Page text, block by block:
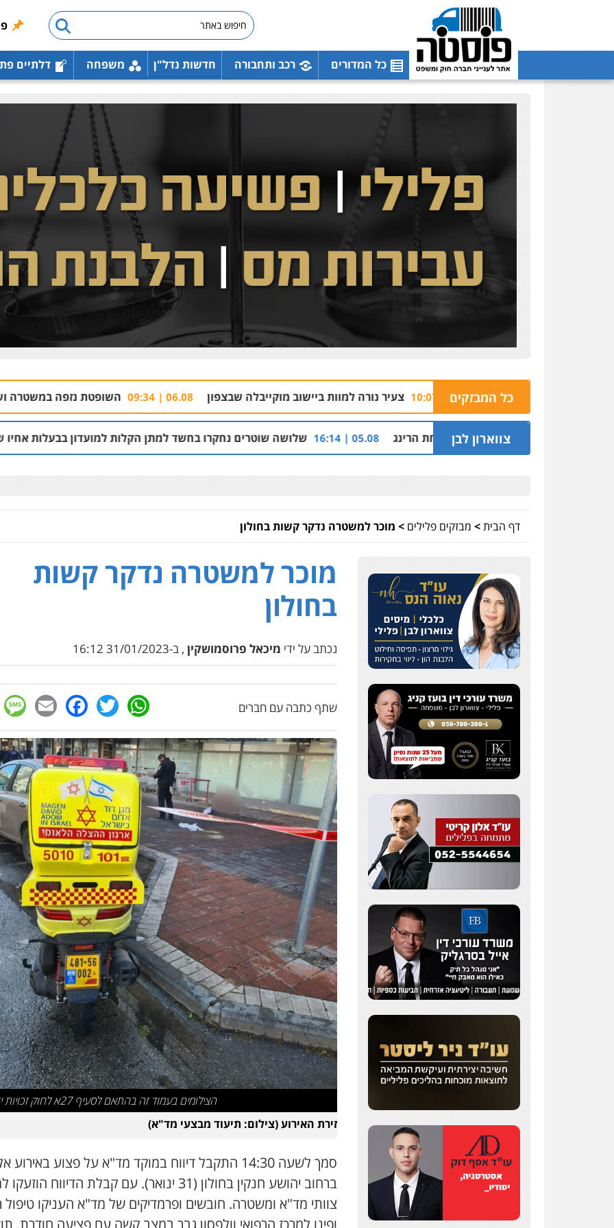
כל המדורים רכב ותחבורה חדשות נדל"ן משפחה דלתיים
כל המבזקיםצעיר נורה למוות ביישוב מוקייבלה שבצפון 06.08 | 09:34 השופטת נזפה במשטרה ושחררה שני
צווארון לבן
ההלוואות של משפחת הרינג 05.08 | 16:14 שלושה שוטרים נחקרו בחשד למתן הקלות למועדון בבעלות אחיו של "הצל" | 12:03
דף הבית> מבזקים פלילים > מוכר למשטרה נדקר קשות בחולון
שחר לדובסקי, עו"ד
פלילי מעצרים וחקירות
0507913332
עו"ד איהאב ג'לג'ולי
0505216700
עו"ד שלומי שרון
פלילי צבאי מעצרים
מוכר למשטרה נדקר קשות
בחולון
נכתב על ידי מיכאל פרוסמושקין , ב-31/01/2023 16:12
שתף כתבה עם חברים WhatsApp
Twitter
הצילומים בעמוד זה בהתאם לסעיף 27א לחוק זכויות יוצרים
זירת האירוע (צילום: תיעוד מבצעי מד"א)
סמך לשעה 14:30 התקבל דיווח במוקד מד"א על פצוע באירוע
ברחוב יהושע חנקין בחולון (31 ינואר). עם קבלת הדיווח
צוותי מד"א ומשטרה. חובשים ופרמדיקים של מד"א העניקו טיפול
ופינו למרכז הרפואי וולפסון גבר במצב קשה עם פציעה חודרת,